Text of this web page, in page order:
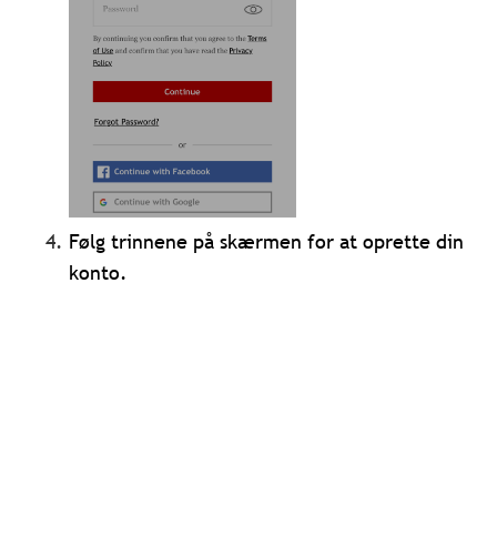
Følg trinnene på skærmen for at oprette din
konto.